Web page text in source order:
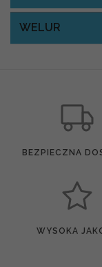
WELUR
BEZPIECZNA
WYSOKA